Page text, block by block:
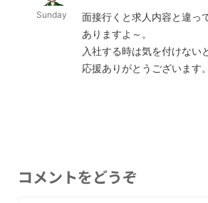
Sunday
面接行くと求人内容と違っ
ありますよ～。
入社する時は気を付けない
応援ありがとうございます
コメントをどうぞ